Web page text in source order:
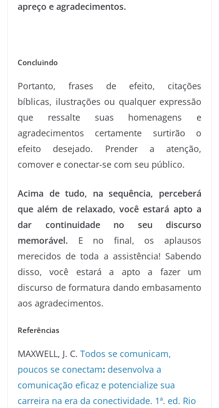
apreço e agradecimentos.
Concluindo
Portanto, frases de efeito, citações
bíblicas, ilustrações ou qualquer expressão
que ressalte suas homenagens e
agradecimentos certamente surtirão o
efeito desejado. Prender a atenção,
comover e conectar-se com seu público.
Acima de tudo, na sequência, perceberá
que além de relaxado, você estará apto a
dar continuidade no seu discurso
memorável. E no final, os aplausos
merecidos de toda a assistência! Sabendo
disso, você estará a apto a fazer um
discurso de formatura dando embasamento
aos agradecimentos.
Referências
MAXWELL, J. C. Todos se comunicam,
poucos se conectam: desenvolva a
comunicação eficaz e potencialize sua
carreira na era da conectividade. 1ª. ed. Rio